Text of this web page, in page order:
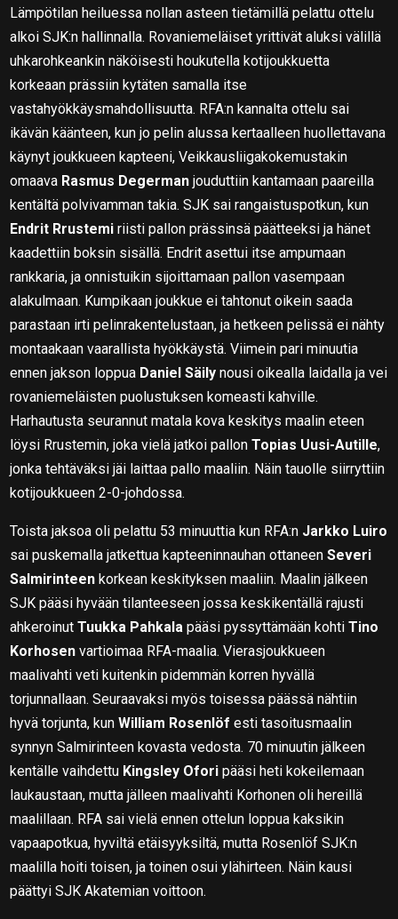
Lämpötilan heiluessa nollan asteen tietämillä pelattu ottelu
alkoi SJK:n hallinnalla. Rovaniemeläiset yrittivät aluksi välillä
uhkarohkeankin näköisesti houkutella kotijoukkuetta
korkeaan prässiin kytäten samalla itse
vastahyökkäysmahdollisuutta. RFA:n kannalta ottelu sai
ikävän käänteen, kun jo pelin alussa kertaalleen huollettavana
käynyt joukkueen kapteeni, Veikkausliigakokemustakin
omaava Rasmus Degerman jouduttiin kantamaan paareilla
kentältä polvivamman takia. SJK sai rangaistuspotkun, kun
Endrit Rrustemi riisti pallon prässinsä päätteeksi ja hänet
kaadettiin boksin sisällä. Endrit asettui itse ampumaan
rankkaria, ja onnistuikin sijoittamaan pallon vasempaan
alakulmaan. Kumpikaan joukkue ei tahtonut oikein saada
parastaan irti pelinrakentelustaan, ja hetkeen pelissä ei nähty
montaakaan vaarallista hyökkäystä. Viimein pari minuutia
ennen jakson loppua Daniel Säily nousi oikealla laidalla ja vei
rovaniemeläisten puolustuksen komeasti kahville.
Harhautusta seurannut matala kova keskitys maalin eteen
löysi Rrustemin, joka vielä jatkoi pallonTopias Uusi-Autille,
jonka tehtäväksi jäi laittaa pallo maaliin. Näin tauolle siirryttiin
kotijoukkueen 2-0-johdossa.
Toista jaksoa oli pelattu 53 minuuttia kun RFA:n Jarkko Luiro
sai puskemalla jatkettua kapteeninnauhan ottaneenSeveri
Salmirinteen korkean keskityksen maaliin. Maalin jälkeen
SJK pääsi hyvään tilanteeseen jossa keskikentällä rajusti
ahkeroinutTuukka Pahkala pääsi pyssyttämään kohtiTino
Korhosen vartioimaa RFA-maalia. Vierasjoukkueen
maalivahti veti kuitenkin pidemmän korren hyvällä
torjunnallaan. Seuraavaksi myös toisessa päässä nähtiin
hyvä torjunta, kunWilliam Rosenlöf esti tasoitusmaalin
synnyn Salmirinteen kovasta vedosta. 70 minuutin jälkeen
kentälle vaihdettu Kingsley Ofori pääsi heti kokeilemaan
laukaustaan, mutta jälleen maalivahti Korhonen oli hereillä
maalillaan. RFA sai vielä ennen ottelun loppua kaksikin
vapaapotkua, hyviltä etäisyyksiltä, mutta Rosenlöf SJK:n
maalilla hoiti toisen, ja toinen osui ylähirteen. Näin kausi
päättyi SJK Akatemian voittoon.